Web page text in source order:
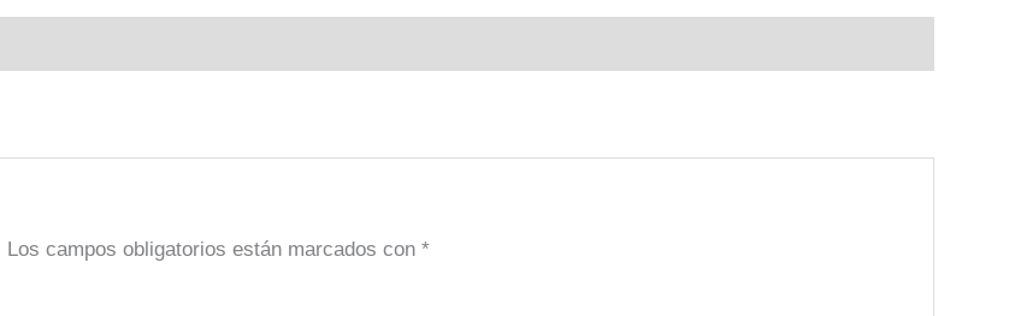
Los campos obligatorios están marcados con*